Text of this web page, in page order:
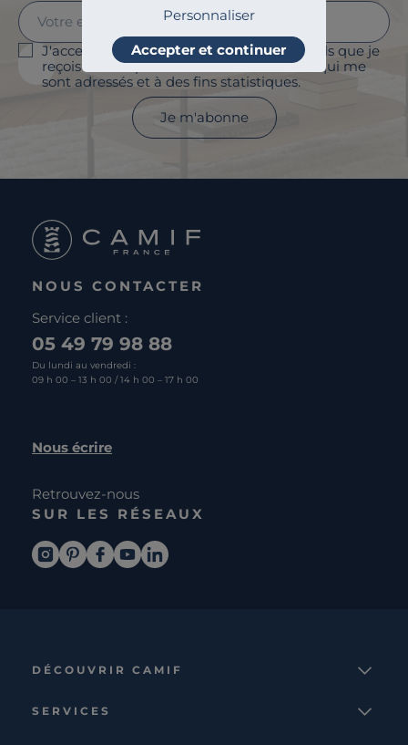
Personnaliser
Accepter et continuer
J'accepte le suivi des ouvertures des emails que je
reçois afin de personnaliser les contenus qui me
sont adressés et à des fins statistiques.
Je m'abonne
NOUS CONTACTER
Service client :
05 49 79 98 88
Du lundi au vendredi :
09 h 00 – 13 h 00 / 14 h 00 – 17 h 00
Nous écrire
Retrouvez-nous
SUR LES RÉSEAUX
DÉCOUVRIR CAMIF
SERVICES